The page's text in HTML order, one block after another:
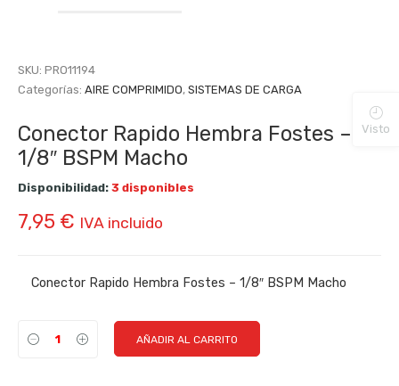
SKU: PRO11194
Categorías: AIRE COMPRIMIDO, SISTEMAS DE CARGA
Conector Rapido Hembra Fostes –
1/8″ BSPM Macho
Disponibilidad: 3 disponibles
7,95 € IVA incluido
Conector Rapido Hembra Fostes – 1/8″ BSPM Macho
AÑADIR AL CARRITO
Visto